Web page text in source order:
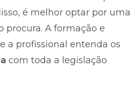
é melhor optar por uma
procura. A formação e
a profissional entenda os
com toda a legislação